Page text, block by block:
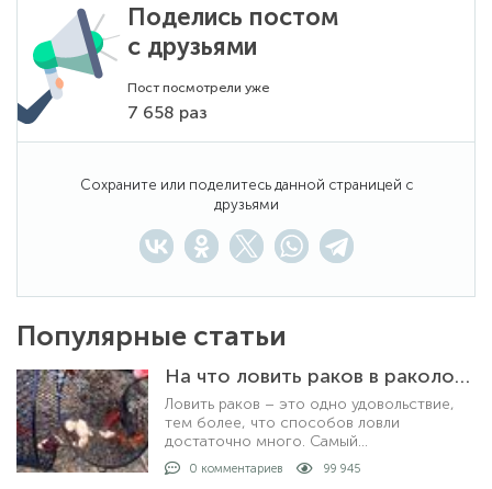
Поделись постом
с друзьями
Пост посмотрели уже
7 658 раз
Сохраните или поделитесь данной страницей с
друзьями
Популярные статьи
На что ловить раков в раколовке
Ловить раков – это одно удовольствие,
тем более, что способов ловли
достаточно много. Самый
распространенный и уловистый способ –
это ловля раколовками. Хотя, ловить
0 комментариев 99 945